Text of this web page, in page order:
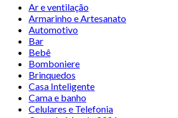
Ar e ventilação
Armarinho e Artesanato
Automotivo
Bar
Bebê
Bomboniere
Brinquedos
Casa Inteligente
Cama e banho
Celulares e Telefonia